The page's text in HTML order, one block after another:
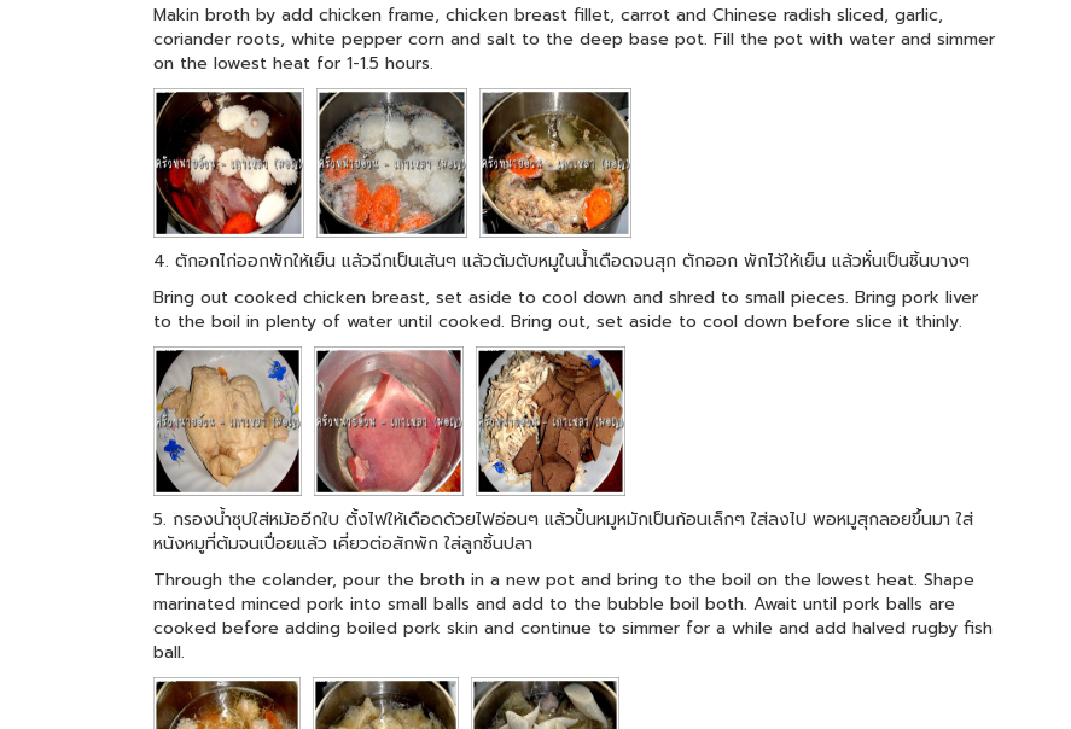
Makin broth by add chicken frame, chicken breast fillet, carrot and Chinese radish sliced, garlic,
coriander roots, white pepper corn and salt to the deep base pot. Fill the pot with water and simmer
on the lowest heat for 1-1.5 hours.
4. ตักอกไก่ออกพักให้เย็น แล้วฉีกเป็นเส้นๆ แล้วต้มตับหมูในน้ำเดือดจนสุก ตักออก พักไว้ให้เย็น แล้วหั่นเป็นชิ้นบางๆ
Bring out cooked chicken breast, set aside to cool down and shred to small pieces. Bring pork liver
to the boil in plenty of water until cooked. Bring out, set aside to cool down before slice it thinly.
5. กรองน้ำซุปใส่หม้ออีกใบ ตั้งไฟให้เดือดด้วยไฟอ่อนๆ แล้วปั้นหมูหมักเป็นก้อนเล็กๆ ใส่ลงไป พอหมูสุกลอยขึ้นมา ใส่
หนังหมูที่ต้มจนเปื่อยแล้ว เคี่ยวต่อสักพัก ใส่ลูกชิ้นปลา
Through the colander, pour the broth in a new pot and bring to the boil on the lowest heat. Shape
marinated minced pork into small balls and add to the bubble boil both. Await until pork balls are
cooked before adding boiled pork skin and continue to simmer for a while and add halved rugby fish
ball.